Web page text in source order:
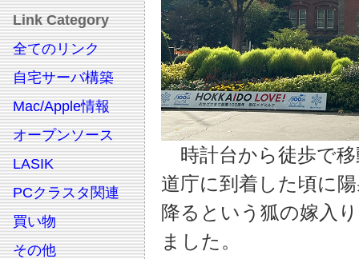
Link Category
全てのリンク
自宅サーバ構築
Mac/Apple情報
オープンソース
LASIK
PCクラスタ関連
買い物
その他
時計台から徒歩で移
道庁に到着した頃に
降るという狐の嫁入
ました。